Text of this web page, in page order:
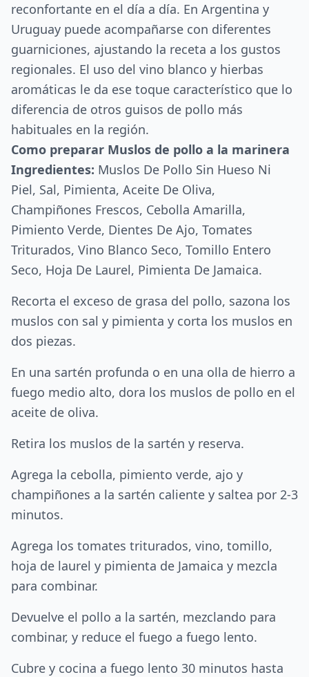
reconfortante en el día a día. En Argentina y
Uruguay puede acompañarse con diferentes
guarniciones, ajustando la receta a los gustos
regionales. El uso del vino blanco y hierbas
aromáticas le da ese toque característico que lo
diferencia de otros guisos de pollo más
habituales en la región.
Como preparar Muslos de pollo a la marinera
Ingredientes: Muslos De Pollo Sin Hueso Ni
Piel, Sal, Pimienta, Aceite De Oliva,
Champiñones Frescos, Cebolla Amarilla,
Pimiento Verde, Dientes De Ajo, Tomates
Triturados, Vino Blanco Seco, Tomillo Entero
Seco, Hoja De Laurel, Pimienta De Jamaica.
Recorta el exceso de grasa del pollo, sazona los
muslos con sal y pimienta y corta los muslos en
dos piezas.
En una sartén profunda o en una olla de hierro a
fuego medio alto, dora los muslos de pollo en el
aceite de oliva.
Retira los muslos de la sartén y reserva.
Agrega la cebolla, pimiento verde, ajo y
champiñones a la sartén caliente y saltea por 2-3
minutos.
Agrega los tomates triturados, vino, tomillo,
hoja de laurel y pimienta de Jamaica y mezcla
para combinar.
Devuelve el pollo a la sartén, mezclando para
combinar, y reduce el fuego a fuego lento.
Cubre y cocina a fuego lento 30 minutos hasta